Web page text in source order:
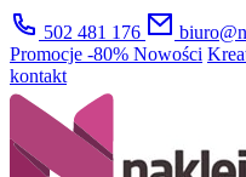
502 481 176
Promocje -80% Nowości
kontakt